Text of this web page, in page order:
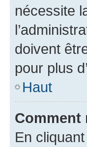
nécessite
doivent
pour plus
Haut
Comment
En